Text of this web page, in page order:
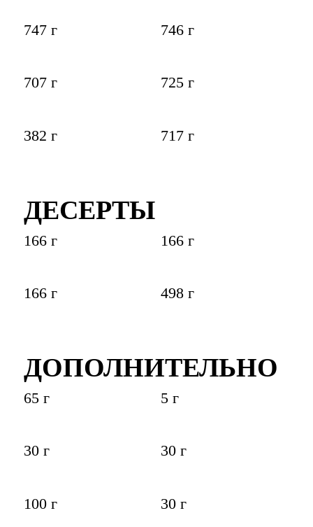
747 г 746 г
707 г 725 г
382 г 717 г
ДЕСЕРТЫ
166 г 166 г
166 г 498 г
ДОПОЛНИТЕЛЬНО
65 г 5 г
30 г 30 г
100 г 30 г